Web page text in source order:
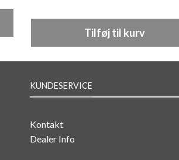
Tilføj til kurv
KUNDESERVICE
Kontakt
Dealer Info